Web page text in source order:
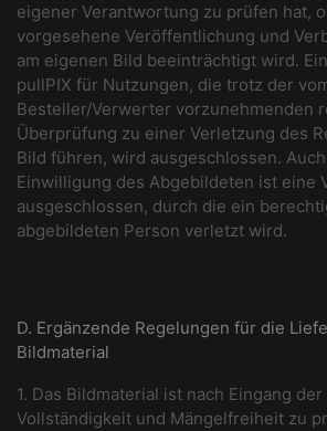
eigener Verantwortung zu prüfen hat,
vorgesehene Veröffentlichung und
am eigenen Bild beeinträchtigt wird.
pullPIX für Nutzungen, die trotz der
Besteller/Verwerter vorzunehmenden
Überprüfung zu einer Verletzung des
Bild führen, wird ausgeschlossen.
Einwilligung des Abgebildeten ist eine
ausgeschlossen, durch die ein
abgebildeten Person verletzt wird.
D. Ergänzende Regelungen für die
Bildmaterial
1. Das Bildmaterial ist nach Eingang
Vollständigkeit und Mängelfreiheit zu